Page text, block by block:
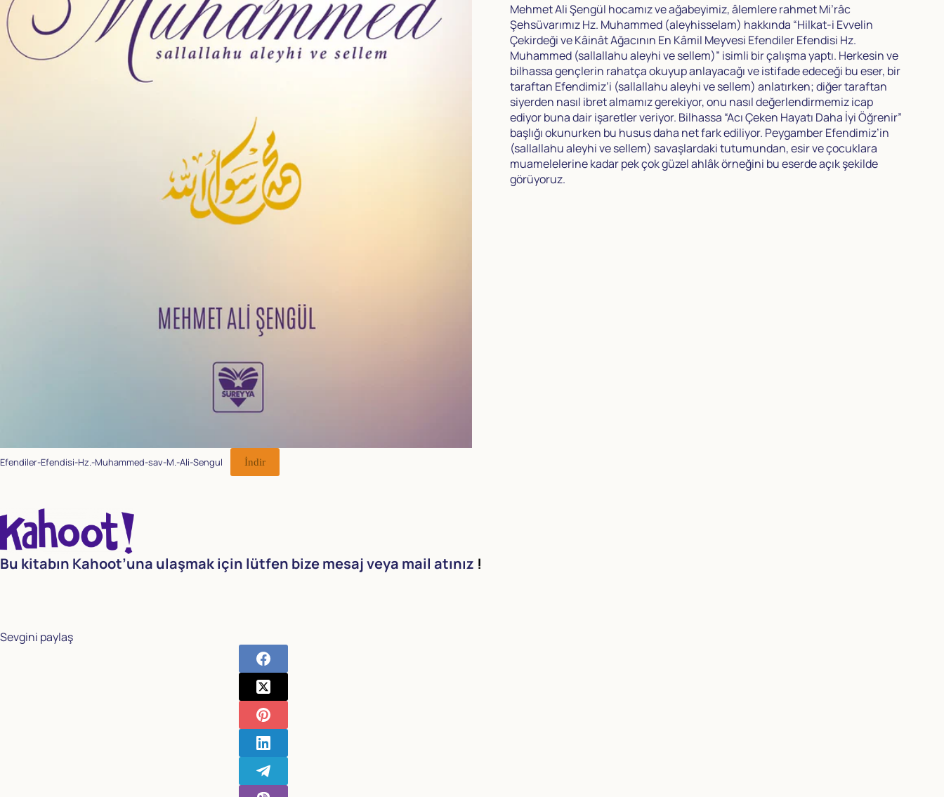
Mehmet Ali Şengül hocamız ve ağabeyimiz, âlemlere rahmet Mi’râc
Şehsüvarımız Hz. Muhammed (aleyhisselam) hakkında “Hilkat-i Evvelin
Çekirdeği ve Kâinât Ağacının En Kâmil Meyvesi Efendiler Efendisi Hz.
Muhammed (sallallahu aleyhi ve sellem)” isimli bir çalışma yaptı. Herkesin ve
bilhassa gençlerin rahatça okuyup anlayacağı ve istifade edeceği bu eser, bir
taraftan Efendimiz’i (sallallahu aleyhi ve sellem) anlatırken; diğer taraftan
siyerden nasıl ibret almamız gerekiyor, onu nasıl değerlendirmemiz icap
ediyor buna dair işaretler veriyor. Bilhassa “Acı Çeken Hayatı Daha İyi Öğrenir”
başlığı okunurken bu husus daha net fark ediliyor. Peygamber Efendimiz’in
(sallallahu aleyhi ve sellem) savaşlardaki tutumundan, esir ve çocuklara
muamelelerine kadar pek çok güzel ahlâk örneğini bu eserde açık şekilde
görüyoruz.
Efendiler-Efendisi-Hz.-Muhammed-sav-M.-Ali-Sengul İndir
Bu kitabın Kahoot’una ulaşmak için lütfen bize mesaj veya mail atınız !
Sevgini paylaş